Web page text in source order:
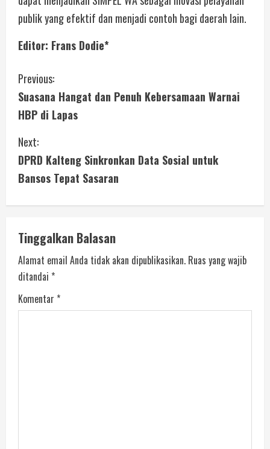
publik yang efektif dan menjadi contoh bagi daerah lain.
Editor: Frans Dodie*
Previous:
Suasana Hangat dan Penuh Kebersamaan Warnai
HBP di Lapas
Next:
DPRD Kalteng Sinkronkan Data Sosial untuk
Bansos Tepat Sasaran
Tinggalkan Balasan
Alamat email Anda tidak akan dipublikasikan. Ruas yang wajib
ditandai *
Komentar *